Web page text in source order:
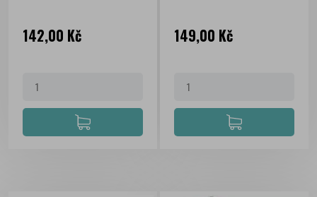
Cena
142,00 Kč Cena
149,00 Kč